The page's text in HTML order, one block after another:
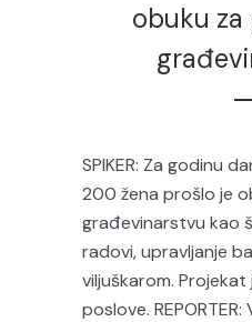
obuku za
SPIKER: Za godinu
200 žena prošlo je
građevinarstvu kao
radovi, upravljanje
viljuškarom.
poslove. REPORTER: